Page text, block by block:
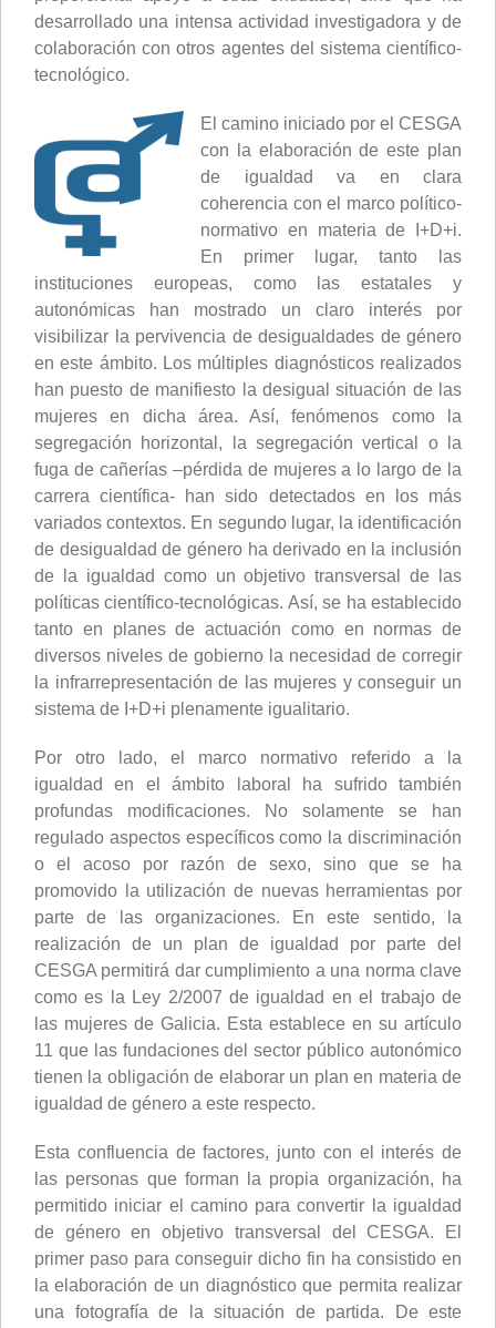
desarrollado una intensa actividad investigadora y de
colaboración con otros agentes del sistema científico-
tecnológico.
El camino iniciado por el CESGA
con la elaboración de este plan
de igualdad va en clara
coherencia con el marco político-
normativo en materia de I+D+i.
En primer lugar, tanto las
instituciones europeas, como las estatales y
autonómicas han mostrado un claro interés por
visibilizar la pervivencia de desigualdades de género
en este ámbito. Los múltiples diagnósticos realizados
han puesto de manifiesto la desigual situación de las
mujeres en dicha área. Así, fenómenos como la
segregación horizontal, la segregación vertical o la
fuga de cañerías –pérdida de mujeres a lo largo de la
carrera científica- han sido detectados en los más
variados contextos. En segundo lugar, la identificación
de desigualdad de género ha derivado en la inclusión
de la igualdad como un objetivo transversal de las
políticas científico-tecnológicas. Así, se ha establecido
tanto en planes de actuación como en normas de
diversos niveles de gobierno la necesidad de corregir
la infrarrepresentación de las mujeres y conseguir un
sistema de I+D+i plenamente igualitario.
Por otro lado, el marco normativo referido a la
igualdad en el ámbito laboral ha sufrido también
profundas modificaciones. No solamente se han
regulado aspectos específicos como la discriminación
o el acoso por razón de sexo, sino que se ha
promovido la utilización de nuevas herramientas por
parte de las organizaciones. En este sentido, la
realización de un plan de igualdad por parte del
CESGA permitirá dar cumplimiento a una norma clave
como es la Ley 2/2007 de igualdad en el trabajo de
las mujeres de Galicia. Esta establece en su artículo
11 que las fundaciones del sector público autonómico
tienen la obligación de elaborar un plan en materia de
igualdad de género a este respecto.
Esta confluencia de factores, junto con el interés de
las personas que forman la propia organización, ha
permitido iniciar el camino para convertir la igualdad
de género en objetivo transversal del CESGA. El
primer paso para conseguir dicho fin ha consistido en
la elaboración de un diagnóstico que permita realizar
una fotografía de la situación de partida. De este